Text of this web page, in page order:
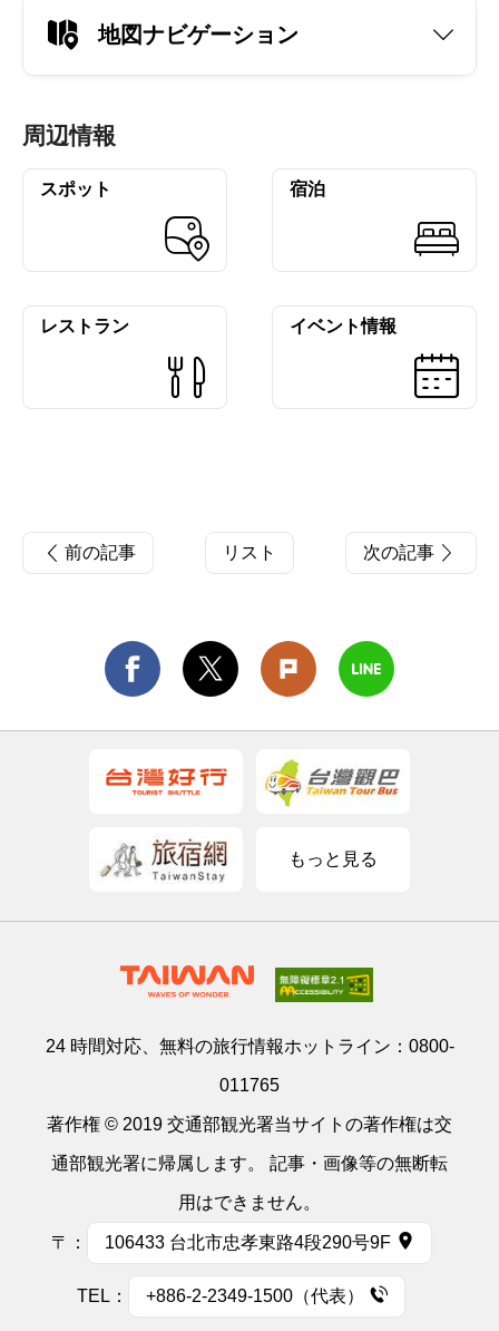
地図ナビゲーション
周辺情報
スポット 宿泊
レストラン イベント情報
前の記事 リスト 次の記事
もっと見る
24 時間対応、無料の旅行情報ホットライン： 0800-
011765
著作権 © 2019 交通部観光署当サイトの著作権は交
通部観光署に帰属します。 記事・画像等の無断転
用はできません。
〒： 106433 台北市忠孝東路4段290号9F
TEL： +886-2-2349-1500（代表）